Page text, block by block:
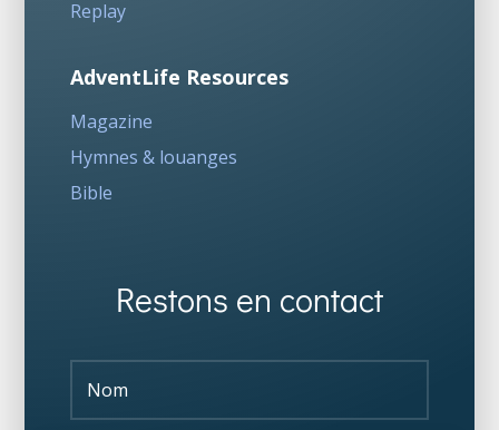
Replay
AdventLife Resources
Magazine
Hymnes & louanges
Bible
Restons en contact